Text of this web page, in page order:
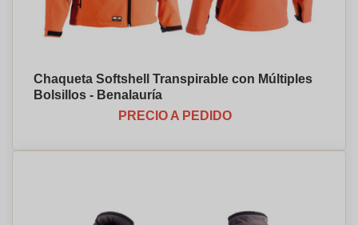
Chaqueta Softshell Transpirable con Múltiples
Bolsillos - Benalauría
PRECIO A PEDIDO